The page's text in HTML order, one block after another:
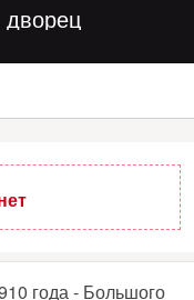
дворец
года - Большого